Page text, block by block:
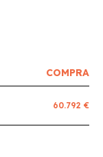
COMPRA
60.792 €